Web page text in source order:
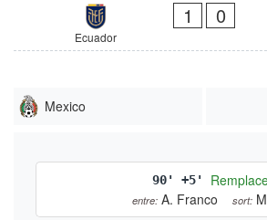
Ecuador
1 0
Mexico
90' +5'
entre: A. Franco sort: